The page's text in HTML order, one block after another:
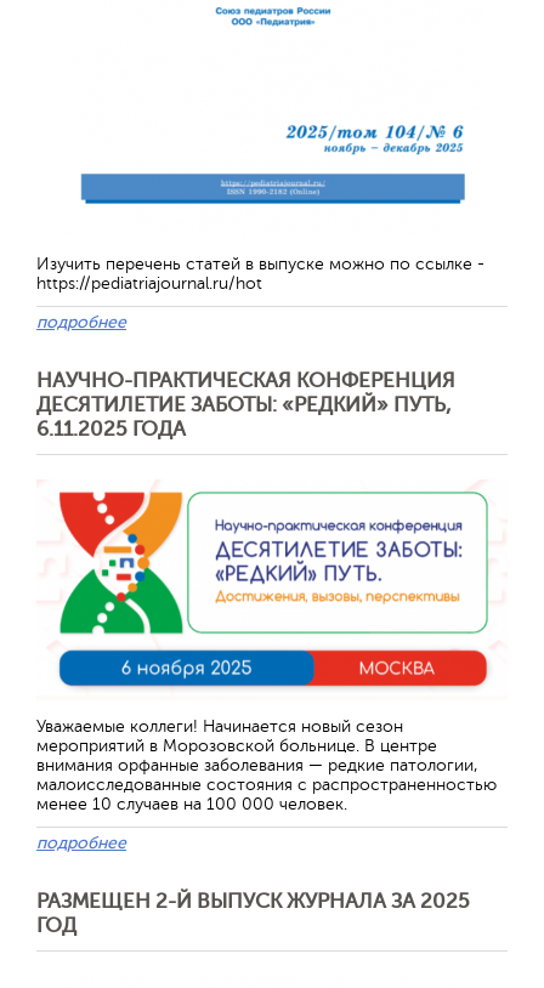
Изучить перечень статей в выпуске можно по ссылке -
https://pediatriajournal.ru/hot
подробнее
НАУЧНО-ПРАКТИЧЕСКАЯ КОНФЕРЕНЦИЯ
ДЕСЯТИЛЕТИЕ ЗАБОТЫ: «РЕДКИЙ» ПУТЬ,
6.11.2025 ГОДА
Уважаемые коллеги! Начинается новый сезон
мероприятий в Морозовской больнице. В центре
внимания орфанные заболевания — редкие патологии,
малоисследованные состояния с распространенностью
менее 10 случаев на 100 000 человек.
подробнее
РАЗМЕЩЕН 2-Й ВЫПУСК ЖУРНАЛА ЗА 2025
ГОД